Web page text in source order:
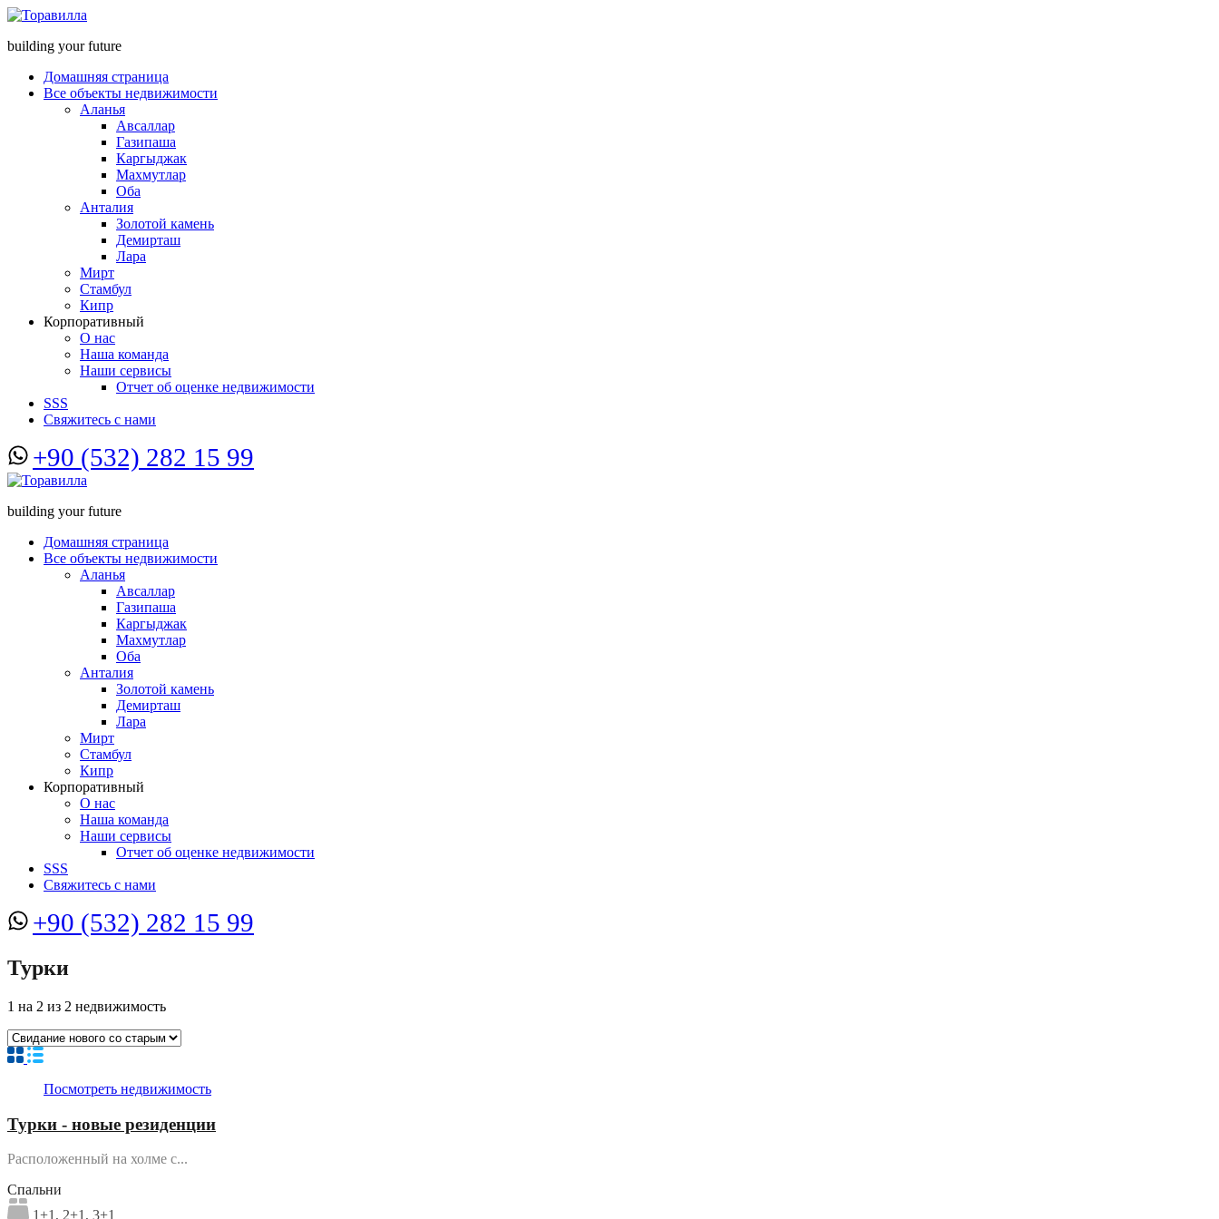
building your future
Домашняя страница
Все объекты недвижимости
Аланья
Авсаллар
Газипаша
Каргыджак
Махмутлар
Оба
Анталия
Золотой камень
Демирташ
Лара
Мирт
Стамбул
Кипр
Корпоративный
О нас
Наша команда
Наши сервисы
Отчет об оценке недвижимости
SSS
Свяжитесь с нами
+90 (532) 282 15 99
building your future
Домашняя страница
Все объекты недвижимости
Аланья
Авсаллар
Газипаша
Каргыджак
Махмутлар
Оба
Анталия
Золотой камень
Демирташ
Лара
Мирт
Стамбул
Кипр
Корпоративный
О нас
Наша команда
Наши сервисы
Отчет об оценке недвижимости
SSS
Свяжитесь с нами
+90 (532) 282 15 99
Турки
1 на 2 из 2 недвижимость
Посмотреть недвижимость
Турки - новые резиденции
Расположенный на холме с...
Спальни
1+1, 2+1, 3+1